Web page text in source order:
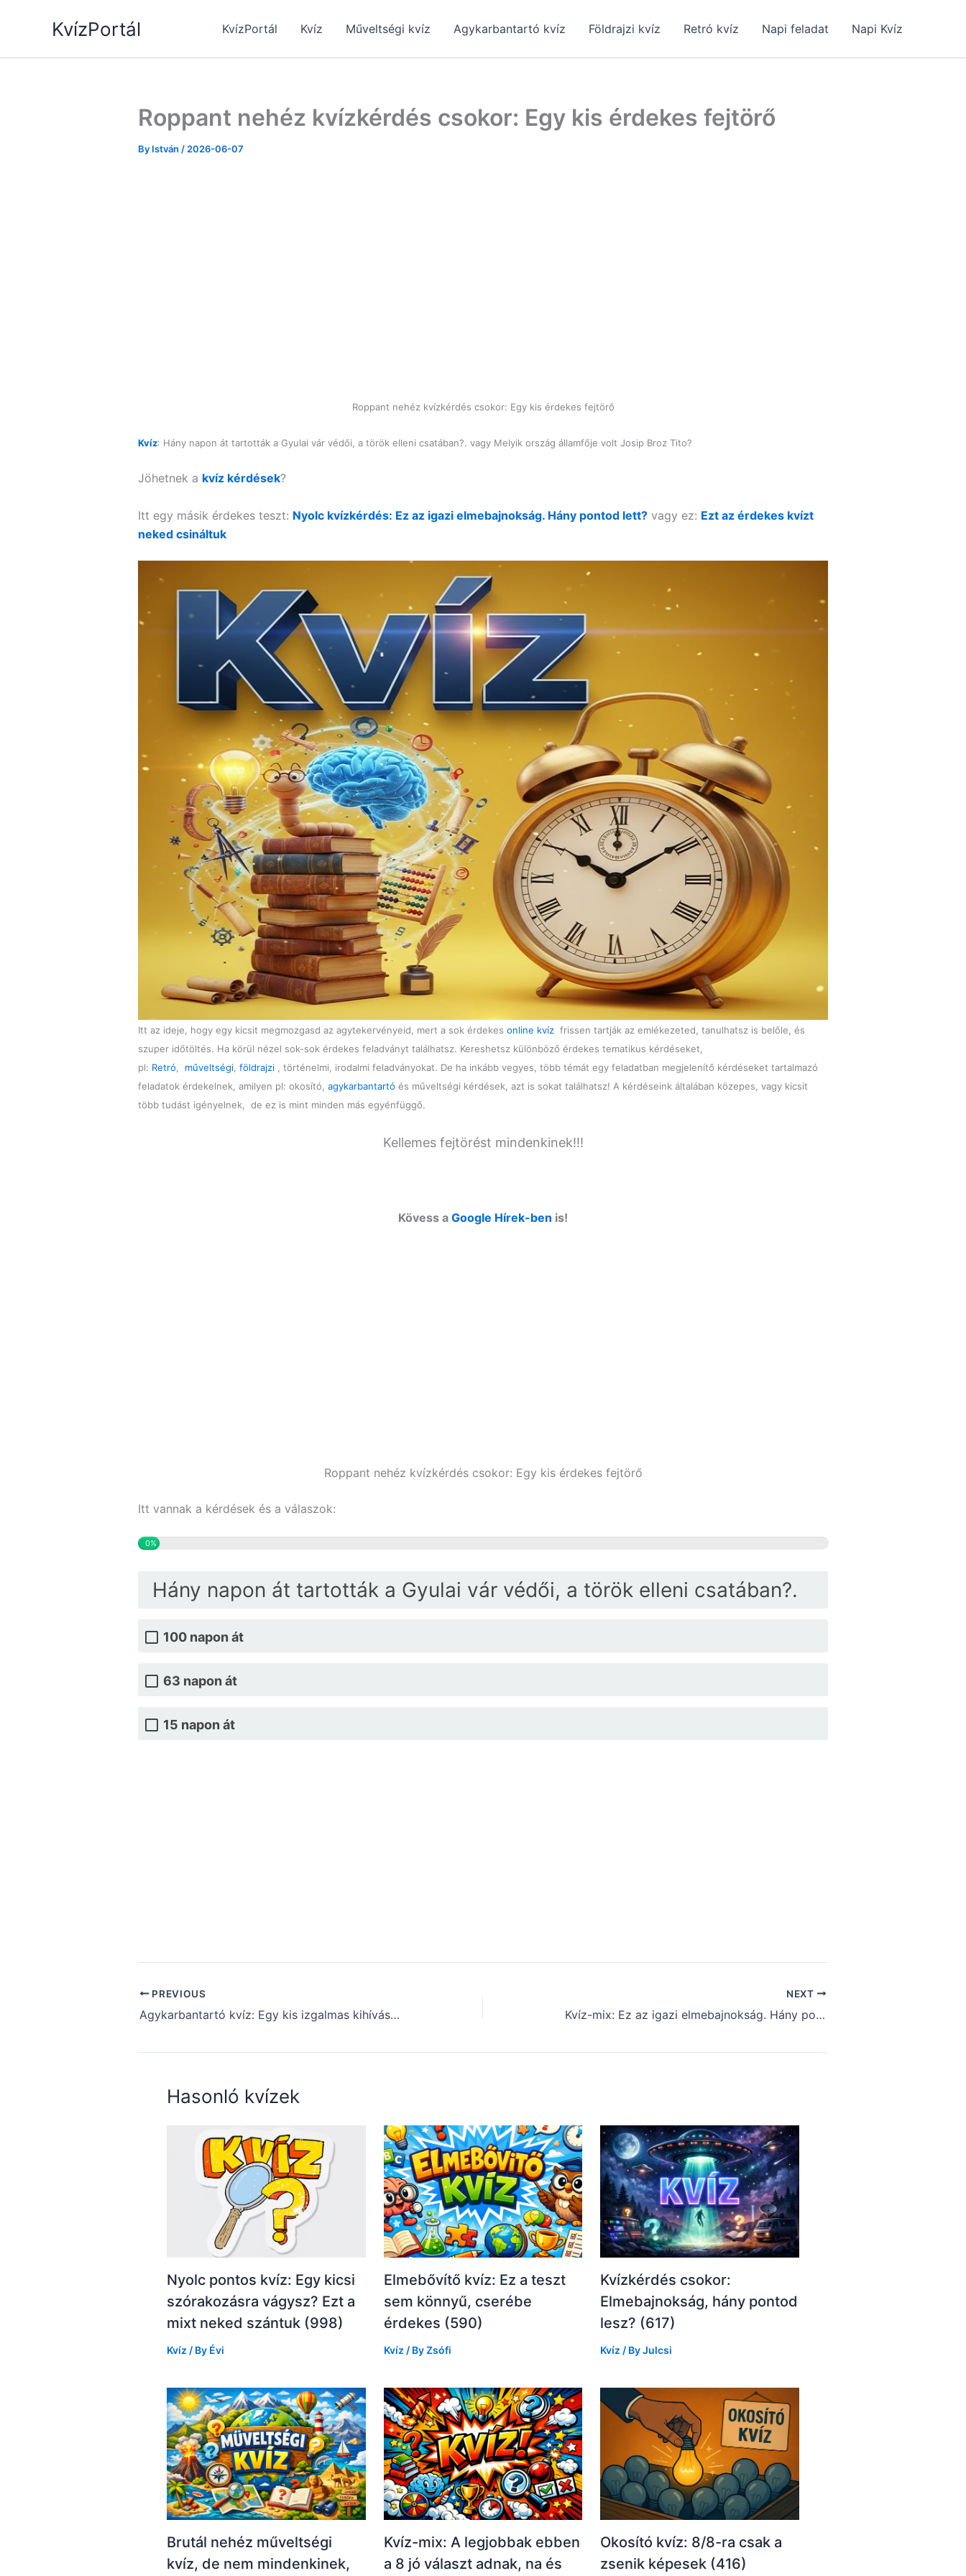
KvízPortál KvízPortál Kvíz Műveltségi kvíz Agykarbantartó kvíz Földrajzi kvíz Retró kvíz Napi feladat Napi Kvíz
Roppant nehéz kvízkérdés csokor: Egy kis érdekes fejtörő
By István / 2026-06-07
Roppant nehéz kvízkérdés csokor: Egy kis érdekes fejtörő
Kvíz: Hány napon át tartották a Gyulai vár védői, a török elleni csatában?. vagy Melyik ország államfője volt Josip Broz Tito?
Jöhetnek a kvíz kérdések?
Itt egy másik érdekes teszt: Nyolc kvízkérdés: Ez az igazi elmebajnokság. Hány pontod lett? vagy ez: Ezt az érdekes kvízt
neked csináltuk
Itt az ideje, hogy egy kicsit megmozgasd az agytekervényeid, mert a sok érdekes online kvíz frissen tartják az emlékezeted, tanulhatsz is belőle, és
szuper időtöltés. Ha körül nézel sok-sok érdekes feladványt találhatsz. Kereshetsz különböző érdekes tematikus kérdéseket,
pl: Retró műveltségi földrajzi , történelmi, irodalmi feladványokat. De ha inkább vegyes, több témát egy feladatban megjelenítő kérdéseket tartalmazó
feladatok érdekelnek, amilyen pl: okosító, agykarbantartó és műveltségi kérdések, azt is sokat találhatsz! A kérdéseink általában közepes, vagy kicsit
több tudást igényelnek, de ez is mint minden más egyénfüggő.
Kellemes fejtörést mindenkinek!!!
Kövess a Google Hírek-ben is!
Roppant nehéz kvízkérdés csokor: Egy kis érdekes fejtörő
Itt vannak a kérdések és a válaszok:
0%
Hány napon át tartották a Gyulai vár védői, a török elleni csatában?.
100 napon át
63 napon át
15 napon át
PREVIOUS
Agykarbantartó kvíz: Egy kis izgalmas kihívás mindenkinek
NEXT
Kvíz-mix: Ez az igazi elmebajnokság. Hány pontod lett?
Hasonló kvízek
Nyolc pontos kvíz: Egy kicsi
szórakozásra vágysz? Ezt a
mixt neked szántuk (998)
Kvíz / By Évi
Elmebővítő kvíz: Ez a teszt
sem könnyű, cserébe
érdekes (590)
Kvíz / ByZsófi
Kvízkérdés csokor:
Elmebajnokság, hány pontod
lesz? (617)
Kvíz / ByJulcsi
Brutál nehéz műveltségi
kvíz, de nem mindenkinek,
Kvíz-mix: A legjobbak ebben
a 8 jó választ adnak, na és
Okosító kvíz: 8/8-ra csak a
zsenik képesek (416)